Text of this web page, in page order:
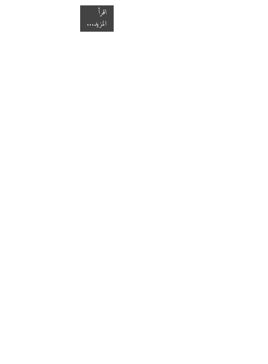
اقرأ
المزيد...